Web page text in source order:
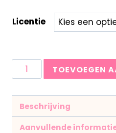
Licentie
TOEVOEGEN
Beschrijving
Aanvullende